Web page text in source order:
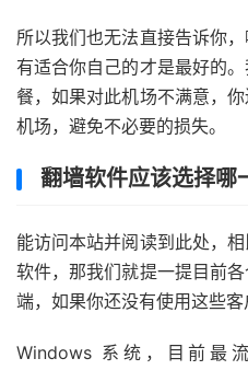
所以我们也无法直接告诉你
有适合你自己的才是最好的
餐，如果对此机场不满意，
机场，避免不必要的损失。
翻墙软件应该选择哪
能访问本站并阅读到此处，
软件，那我们就提一提目前
端，如果你还没有使用这些客
Windows 系统，目前最